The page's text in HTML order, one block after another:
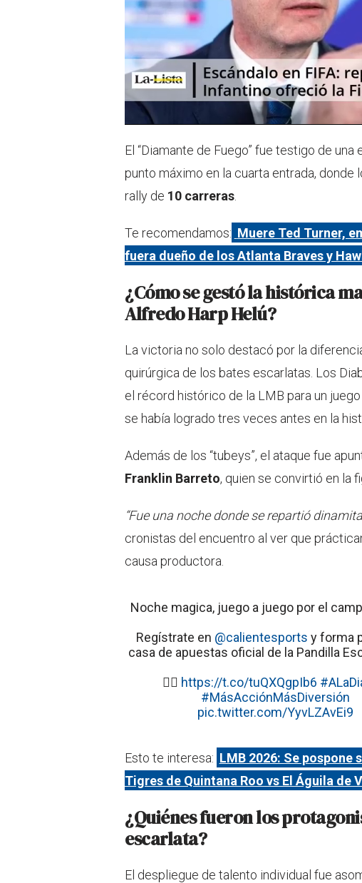
El “Diamante de Fuego” fue testigo de
punto máximo en la cuarta entrada,
rally de 10 carreras
Te recomendamos: Muere Ted Turner,
fuera dueño de los Atlanta Braves y
¿Cómo se gestó la histórica
Alfredo Harp Helú?
La victoria no solo destacó por la
quirúrgica de los bates escarlatas. Los
el récord histórico de la LMB para un
se había logrado tres veces antes en la
Además de los “tubeys”, el ataque fue
Franklin Barreto, quien se convirtió en la
“Fue una noche donde se repartió
cronistas del encuentro al ver que
causa productora.
Noche magica, juego a juego por el
Regístrate en @calientesports y forma
casa de apuestas oficial de la Pandilla
👉🏻 https://t.co/tuQXQgpIb6
#MásAcciónMásDiversión
pic.twitter.com/YyvLZAvEi9
Esto te interesa: LMB 2026: Se pospone
Tigres de Quintana Roo vs El Águila de
¿Quiénes fueron los
escarlata?
El despliegue de talento individual fue